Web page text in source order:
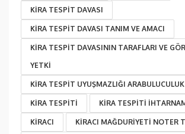
KIRA TESPIT DAVASI
KİRA TESPİT DAVASI TANIM VE AMACI
KİRA TESPİT DAVASININ TARAFLARI VE
YETKİ
KIRA TESPIT UYUŞMAZLIĞI ARABULUCULUK
KIRA TESPITI KİRA TESPİTİ
KIRACI KIRACI MAĞDURIYETI NOTER